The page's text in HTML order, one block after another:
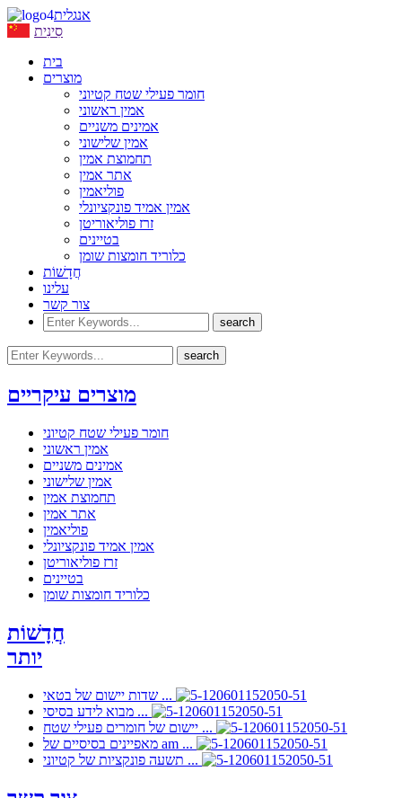
אנגלית
סִינִית
בית
מוצרים
חומר פעילי שטח קטיוני
אמין ראשוני
אמינים משניים
אמין שלישוני
תחמוצת אמין
אתר אמין
פוליאמין
אמין אמיד פונקציונלי
זרז פוליאוריטן
בטיינים
כלוריד חומצות שומן
חֲדָשׁוֹת
עלינו
צור קשר
מוצרים עיקריים
חומר פעילי שטח קטיוני
אמין ראשוני
אמינים משניים
אמין שלישוני
תחמוצת אמין
אתר אמין
פוליאמין
אמין אמיד פונקציונלי
זרז פוליאוריטן
בטיינים
כלוריד חומצות שומן
חֲדָשׁוֹת
יותר
שדות יישום של בטאי ...
מבוא לידע בסיסי ...
יישום של חומרים פעילי שטח ...
מאפיינים בסיסיים של am ...
תשעה פונקציות של קטיוני ...